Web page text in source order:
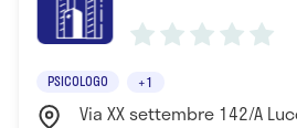
PSICOLOGO +1
Via XX settembre 142/A